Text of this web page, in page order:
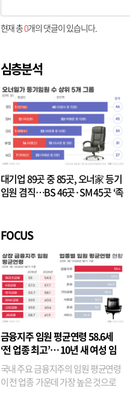
현재 총0개의 댓글이 있습니다.
심층분석
대기업 89곳 중 85곳, 오너家 등기
임원 겸직…BS 46곳·SM 45곳 ‘족
FOCUS
금융지주 임원 평균연령 58.6세
‘전 업종 최고’… 10년 새 여성 임
원은 14배 껑충
국내 주요 금융지주의 임원 평균연령
이 전 업종 가운데 가장 높은 것으로